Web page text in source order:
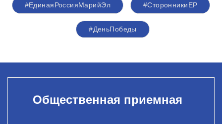
#ЕдинаяРоссияМарийЭл #СторонникиЕР
#ДеньПобеды
Общественная приемная